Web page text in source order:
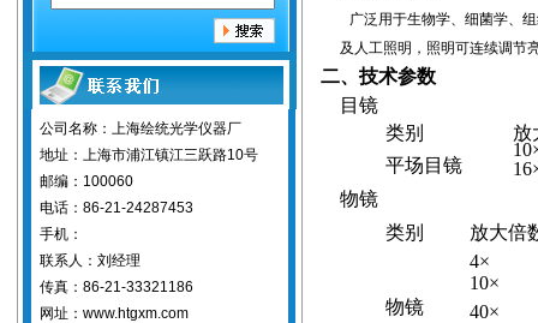
公司名称：上海绘统光学仪器厂
地址：上海市浦江镇江三跃路10号
邮编：100060
电话：86-21-24287453
手机：
联系人：刘经理
传真：86-21-33321186
网址：www.htgxm.com
广泛用于生物学、细菌学、
及人工照明，照明可连续调节
二、技术参数
目镜
类别
放
平场目镜
物镜
类别
放大倍
物镜
4×
10×
40×